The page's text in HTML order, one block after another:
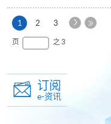
1
本
页
2 3
下
页 之 3
订阅
e-资讯